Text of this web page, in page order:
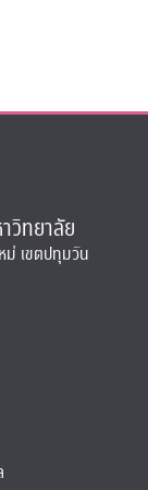
วิทยาลัย
เขตปทุมวัน